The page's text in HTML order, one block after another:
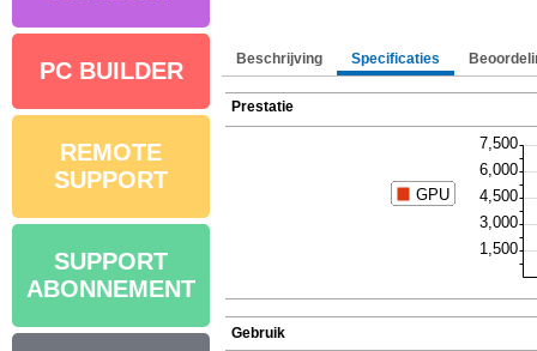
PC BUILDER
REMOTE
SUPPORT
SUPPORT
ABONNEMENT
Beschrijving Specificaties
Prestatie
Gebruik